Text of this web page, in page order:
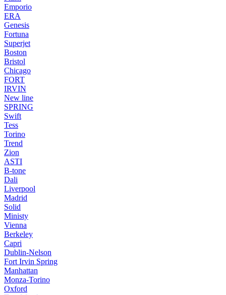
Emporio
ERA
Genesis
Fortuna
Superjet
Boston
Bristol
Chicago
FORT
IRVIN
New line
SPRING
Swift
Tess
Torino
Trend
Zion
ASTI
B-tone
Dali
Liverpool
Madrid
Solid
Ministy
Vienna
Berkeley
Capri
Dublin-Nelson
Fort Irvin Spring
Manhattan
Monza-Torino
Oxford